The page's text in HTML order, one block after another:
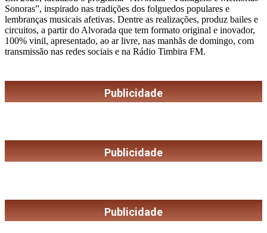
Sonoras”, inspirado nas tradições dos folguedos populares e
lembranças musicais afetivas. Dentre as realizações, produz bailes e
circuitos, a partir do Alvorada que tem formato original e inovador,
100% vinil, apresentado, ao ar livre, nas manhãs de domingo, com
transmissão nas redes sociais e na Rádio Timbira FM.
Publicidade
Publicidade
Publicidade